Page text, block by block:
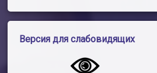
Версия для слабовидящих